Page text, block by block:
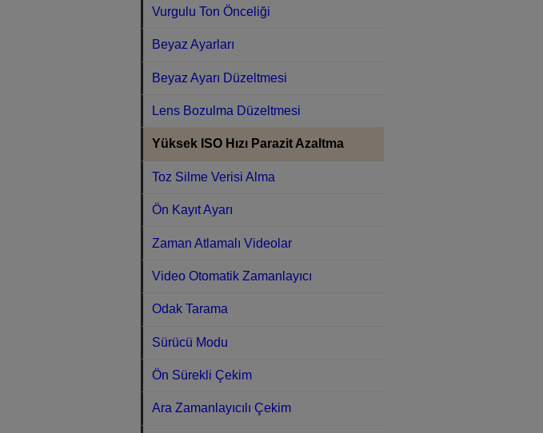
Vurgulu Ton Önceliği
Beyaz Ayarları
Beyaz Ayarı Düzeltmesi
Lens Bozulma Düzeltmesi
Yüksek ISO Hızı Parazit Azaltma
Toz Silme Verisi Alma
Ön Kayıt Ayarı
Zaman Atlamalı Videolar
Video Otomatik Zamanlayıcı
Odak Tarama
Sürücü Modu
Ön Sürekli Çekim
Ara Zamanlayıcılı Çekim